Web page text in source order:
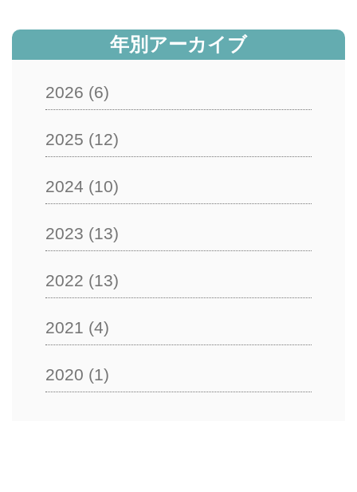
年別アーカイブ
2026 (6)
2025 (12)
2024 (10)
2023 (13)
2022 (13)
2021 (4)
2020 (1)